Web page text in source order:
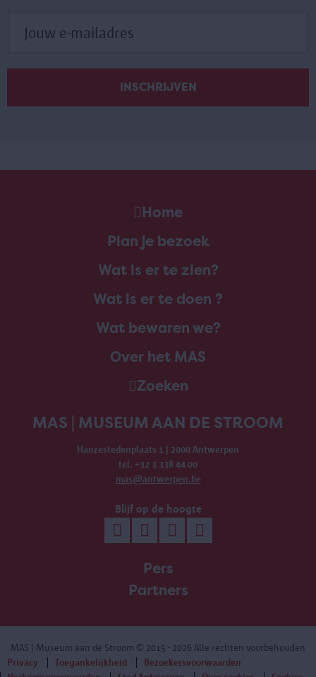
Home
Plan je bezoek
Wat is er te zien?
Wat is er te doen ?
Wat bewaren we?
Over het MAS
Zoeken
MAS | MUSEUM AAN DE STROOM
Hanzestedenplaats 1 | 2000 Antwerpen
tel. +32 3 338 44 00
mas@antwerpen.be
Blijf op de hoogte
Pers
Partners
MAS | Museum aan de Stroom © 2015 - 2026 Alle rechten voorbehouden
Privacy
Toegankelijkheid
Bezoekersvoorwaarden